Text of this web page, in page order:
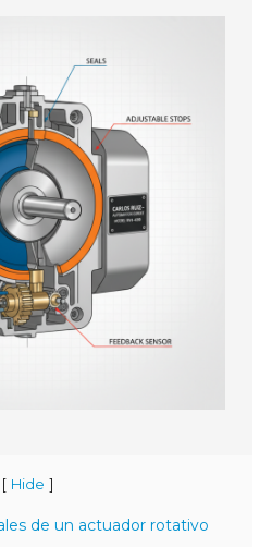
[ Hide ]
de un actuador rotativo